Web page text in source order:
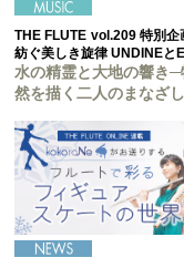
THE FLUTE vol.209 特別
紡ぐ美しき旋律 UNDINEと
水の精霊と大地の響き─
然を描く二人のまなざし